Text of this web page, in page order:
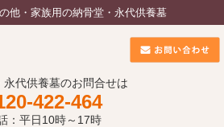
他・家族用の納骨堂・永代供養墓
永代供養墓のお問合せは
422-464
：平日10時～17時